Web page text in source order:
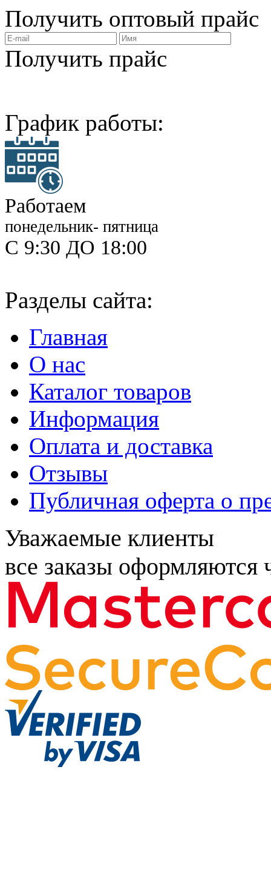
Получить оптовый прайс
Получить прайс
График работы:
Работаем
понедельник- пятница
С 9:30 ДО 18:00
Разделы сайта:
Главная
О нас
Каталог товаров
Информация
Оплата и доставка
Отзывы
Публичная оферта о
Уважаемые клиенты
все заказы оформляются